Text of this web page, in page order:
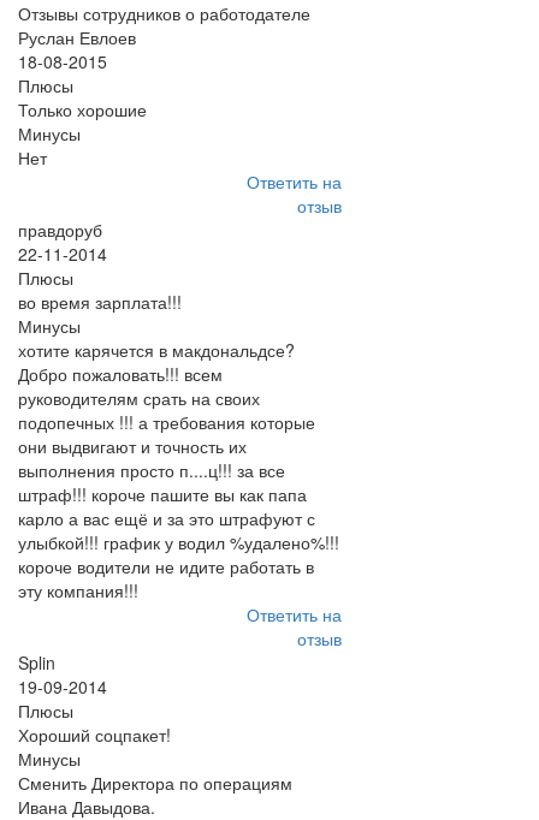
Отзывы сотрудников о работодателе
Руслан Евлоев
18-08-2015
Плюсы
Только хорошие
Минусы
Нет
Ответить на
отзыв
правдоруб
22-11-2014
Плюсы
во время зарплата!!!
Минусы
хотите карячется в макдональдсе?
Добро пожаловать!!! всем
руководителям срать на своих
подопечных !!! а требования которые
они выдвигают и точность их
выполнения просто п....ц!!! за все
штраф!!! короче пашите вы как папа
карло а вас ещё и за это штрафуют с
улыбкой!!! график у водил %удалено%!!!
короче водители не идите работать в
эту компания!!!
Ответить на
отзыв
Splin
19-09-2014
Плюсы
Хороший соцпакет!
Минусы
Сменить Директора по операциям
Ивана Давыдова.